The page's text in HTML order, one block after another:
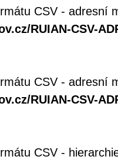
CSV - adresní
RUIAN-CSV-
CSV - adresní
RUIAN-CSV-
CSV -